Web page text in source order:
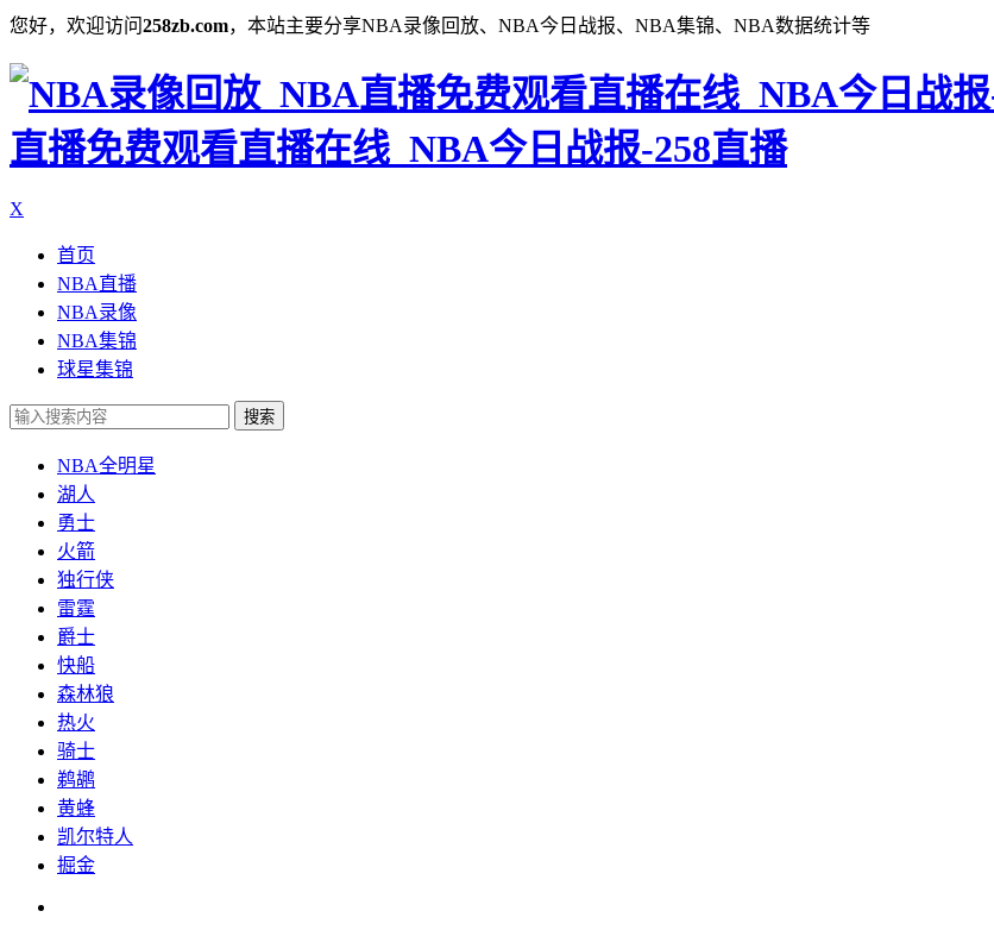
您好，欢迎访问258zb.com，本站主要分享NBA录像回放、NBA今日战报、NBA集锦、NBA数据统计等
直播免费观看直播在线_NBA今日战报-258直播
X
首页
NBA直播
NBA录像
NBA集锦
球星集锦
搜索
NBA全明星
湖人
勇士
火箭
独行侠
雷霆
爵士
快船
森林狼
热火
骑士
鹈鹕
黄蜂
凯尔特人
掘金